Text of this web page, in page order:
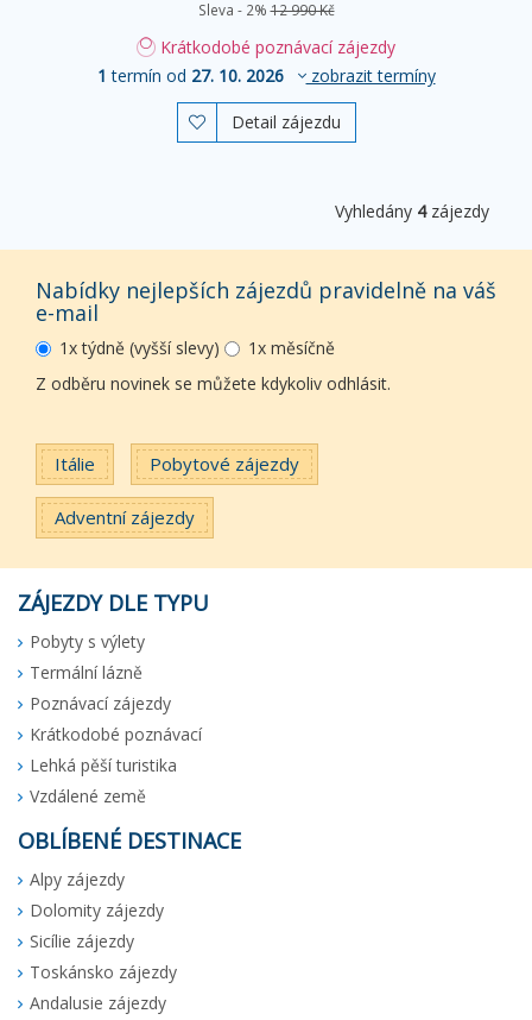
Sleva - 2% 12 990 Kč
Krátkodobé poznávací zájezdy
1 termín od 27. 10. 2026 zobrazit termíny
 Detail zájezdu
Vyhledány 4zájezdy
Nabídky nejlepších zájezdů pravidelně na váš
e-mail
1x týdně (vyšší slevy)
1x měsíčně
Z odběru novinek se můžete kdykoliv odhlásit.
Itálie Pobytové zájezdy
Adventní zájezdy
ZÁJEZDY DLE TYPU
Pobyty s výlety
Termální lázně
Poznávací zájezdy
Krátkodobé poznávací
Lehká pěší turistika
Vzdálené země
OBLÍBENÉ DESTINACE
Alpy zájezdy
Dolomity zájezdy
Sicílie zájezdy
Toskánsko zájezdy
Andalusie zájezdy